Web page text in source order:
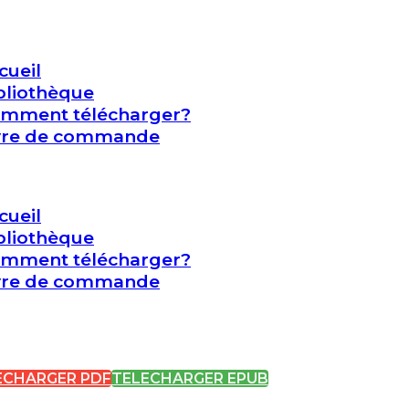
télécharger?
de commande
télécharger?
de commande
PDFTELECHARGER EPUB